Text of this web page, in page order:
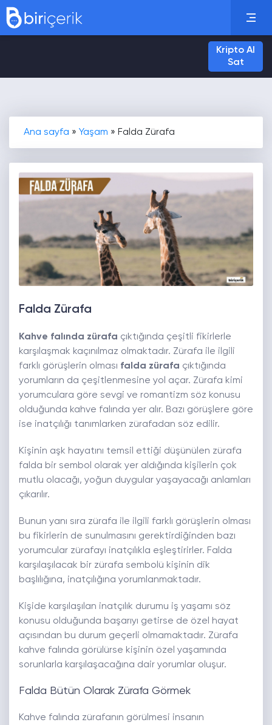
Kripto Al
Sat
Ana sayfa » Yaşam » Falda Zürafa
Falda Zürafa
Kahve falında zürafa çıktığında çeşitli fikirlerle
karşılaşmak kaçınılmaz olmaktadır. Zürafa ile ilgili
farklı görüşlerin olması falda zürafa çıktığında
yorumların da çeşitlenmesine yol açar. Zürafa kimi
yorumculara göre sevgi ve romantizm söz konusu
olduğunda kahve falında yer alır. Bazı görüşlere göre
ise inatçılığı tanımlarken zürafadan söz edilir.
Kişinin aşk hayatını temsil ettiği düşünülen zürafa
falda bir sembol olarak yer aldığında kişilerin çok
mutlu olacağı, yoğun duygular yaşayacağı anlamları
çıkarılır.
Bunun yanı sıra zürafa ile ilgili farklı görüşlerin olması
bu fikirlerin de sunulmasını gerektirdiğinden bazı
yorumcular zürafayı inatçılıkla eşleştirirler. Falda
karşılaşılacak bir zürafa sembolü kişinin dik
başlılığına, inatçılığına yorumlanmaktadır.
Kişide karşılaşılan inatçılık durumu iş yaşamı söz
konusu olduğunda başarıyı getirse de özel hayat
açısından bu durum geçerli olmamaktadır. Zürafa
kahve falında görülürse kişinin özel yaşamında
sorunlarla karşılaşacağına dair yorumlar oluşur.
Falda Bütün Olarak Zürafa Görmek
Kahve falında zürafanın görülmesi insanın